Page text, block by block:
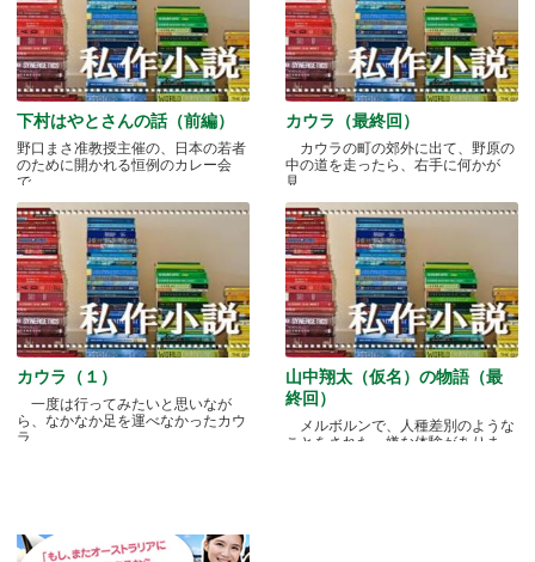
下村はやとさんの話（前編）
野口まさ准教授主催の、日本の若者
のために開かれる恒例のカレー会
で.....
カウラ（最終回）
カウラの町の郊外に出て、野原の
中の道を走ったら、右手に何かが
見.....
カウラ（１）
一度は行ってみたいと思いなが
ら、なかなか足を運べなかったカウ
ラ.....
山中翔太（仮名）の物語（最
終回）
メルボルンで、人種差別のような
ことをされた、嫌な体験がありま